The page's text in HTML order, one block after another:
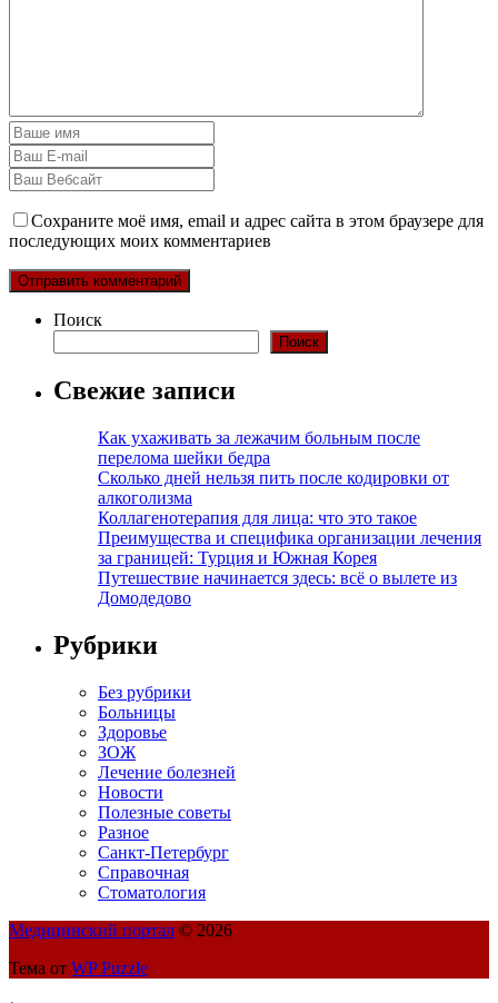
Сохраните моё имя, email и адрес сайта в этом браузере для
последующих моих комментариев
Поиск
Поиск
Свежие записи
Как ухаживать за лежачим больным после
перелома шейки бедра
Сколько дней нельзя пить после кодировки от
алкоголизма
Коллагенотерапия для лица: что это такое
Преимущества и специфика организации лечения
за границей: Турция и Южная Корея
Путешествие начинается здесь: всё о вылете из
Домодедово
Рубрики
Без рубрики
Больницы
Здоровье
ЗОЖ
Лечение болезней
Новости
Полезные советы
Разное
Санкт-Петербург
Справочная
Стоматология
Медицинский портал © 2026
Тема от WP Puzzle